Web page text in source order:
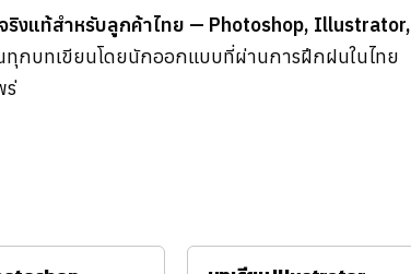
ริงแท้สำหรับลูกค้าไทย — Photoshop, Illustrator,
ทุกบทเขียนโดยนักออกแบบที่ผ่านการฝึกฝนในไทย
ร่